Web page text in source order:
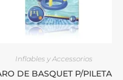
Inflables y Accessorios
DE BASQUET P/PILETA